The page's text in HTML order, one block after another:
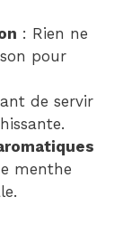
: Rien ne
pour
de servir
menthe